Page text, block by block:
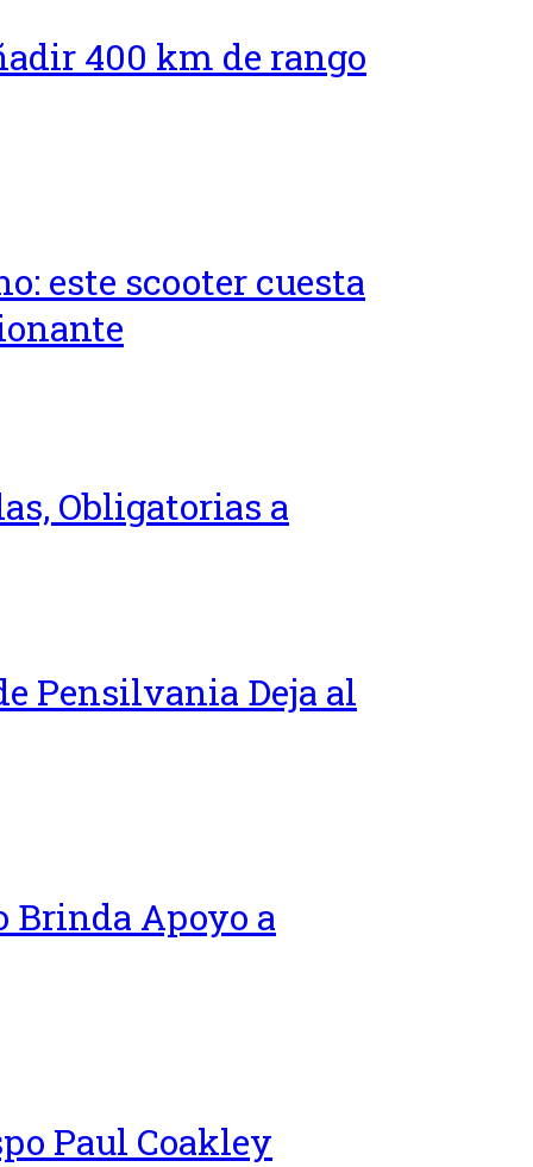
400 km de rango
este scooter cuesta
Obligatorias a
Pensilvania Deja al
Brinda Apoyo a
Paul Coakley